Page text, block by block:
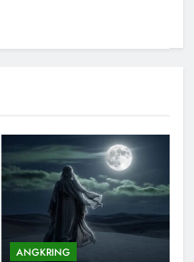
ANGKRING